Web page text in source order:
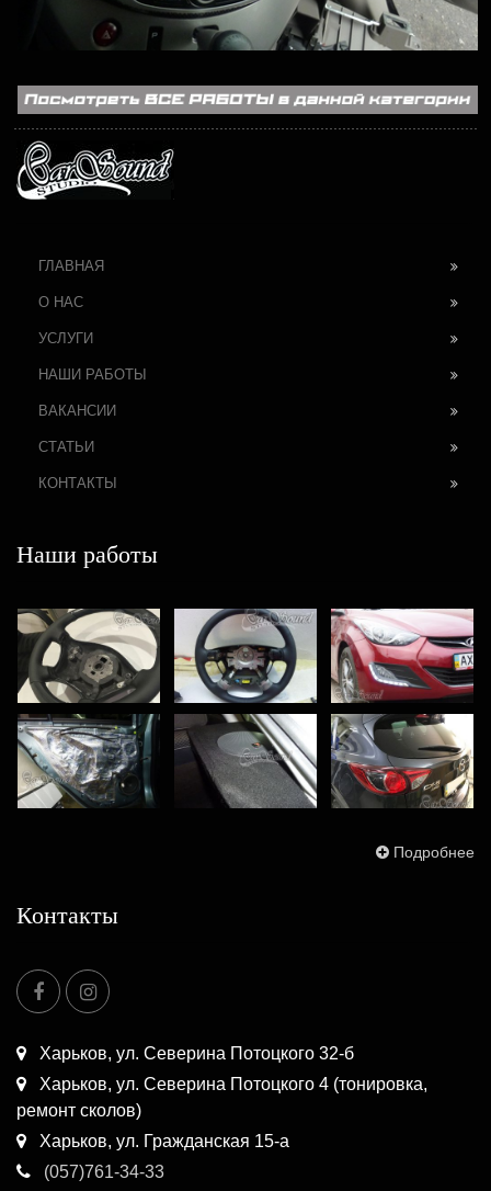
ГЛАВНАЯ
О НАС
УСЛУГИ
НАШИ РАБОТЫ
ВАКАНСИИ
СТАТЬИ
КОНТАКТЫ
Наши работы
Подробнее
Контакты
Харьков, ул. Северина Потоцкого 32-б
Харьков, ул. Северина Потоцкого 4 (тонировка,
ремонт сколов)
Харьков, ул. Гражданская 15-а
(057)761-34-33